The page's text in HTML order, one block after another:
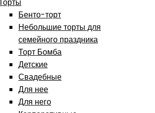
Торты
Бенто-торт
Небольшие торты для
семейного праздника
Торт Бомба
Детские
Свадебные
Для нее
Для него